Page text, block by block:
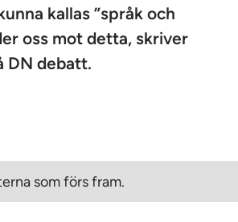
kallas ”språk och
oss mot detta, skriver
DN debatt.
som förs fram.